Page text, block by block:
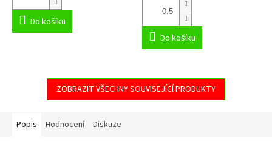
Do košíku
Do košíku
ZOBRAZIT VŠECHNY SOUVISEJÍCÍ PRODUKTY
Popis Hodnocení Diskuze